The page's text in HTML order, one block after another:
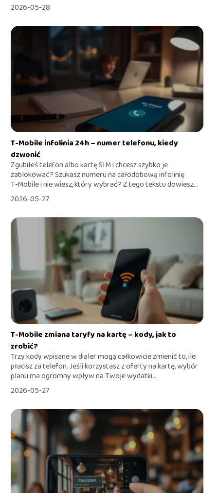
2026-05-28
T-Mobile infolinia 24h – numer telefonu, kiedy
dzwonić
Zgubiłeś telefon albo kartę SIM i chcesz szybko je
zablokować? Szukasz numeru na całodobową infolinię
T‑Mobile i nie wiesz, który wybrać? Z tego tekstu dowiesz...
2026-05-27
T-Mobile zmiana taryfy na kartę – kody, jak to
zrobić?
Trzy kody wpisane w dialer mogą całkowicie zmienić to, ile
płacisz za telefon. Jeśli korzystasz z oferty na kartę, wybór
planu ma ogromny wpływ na Twoje wydatki...
2026-05-27